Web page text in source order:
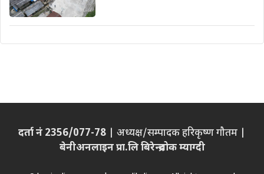
दर्ता नं 2356/077-78 | अध्यक्ष/सम्पादक हरिकृष्ण गौतम |
बेनीअनलाइन प्रा.लि बिरेन्द्रचोक म्याग्दी